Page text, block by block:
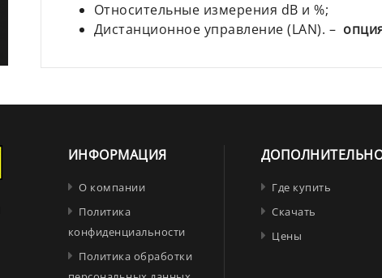
Относительные измерения dB и %;
Дистанционное управление (LAN). –
ИНФОРМАЦИЯ
О компании
Политика
конфиденциальности
Политика обработки
Где купить
Скачать
Цены